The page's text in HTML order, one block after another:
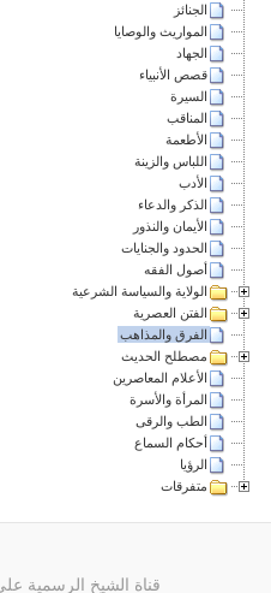
الجنائز
المواريث والوصايا
الجهاد
قصص الأنبياء
السيرة
المناقب
الأطعمة
اللباس والزينة
الأدب
الذكر والدعاء
الأيمان والنذور
الحدود والجنايات
أصول الفقه
الولاية والسياسة الشرعية
الفتن العصرية
الفرق والمذاهب
مصطلح الحديث
الأعلام المعاصرين
المرأة والأسرة
الطب والرقى
أحكام السماع
الرؤيا
متفرقات
قناة الشيخ الرسمية